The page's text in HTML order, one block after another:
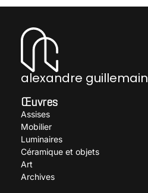
alexandre guillemain
Œuvres
Assises
Mobilier
Luminaires
Céramique et objets
Art
Archives